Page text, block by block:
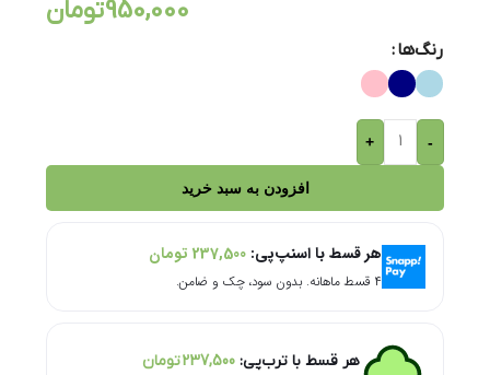
950,000تومان
رنگ‌ها
-
+
افزودن به سبد خرید
هر قسط با اسنپ‌پی:237,500 تومان
۴ قسط ماهانه. بدون سود، چک و ضامن.
هر قسط با ترب‌پی:237,500تومان